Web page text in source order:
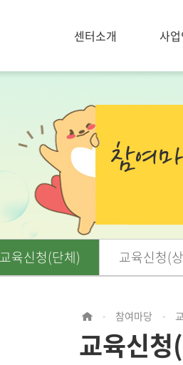
센터소개 사
육신청(단체) 교육신청(
> 참여마당 >
교육신